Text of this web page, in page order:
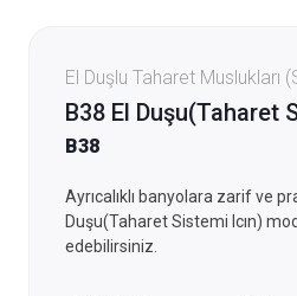
El Duşlu Taharet Muslukları
B38 El Duşu(Taharet
B38
Ayrıcalıklı banyolara zarif ve
Duşu(Taharet Sistemi Icın)
edebilirsiniz.